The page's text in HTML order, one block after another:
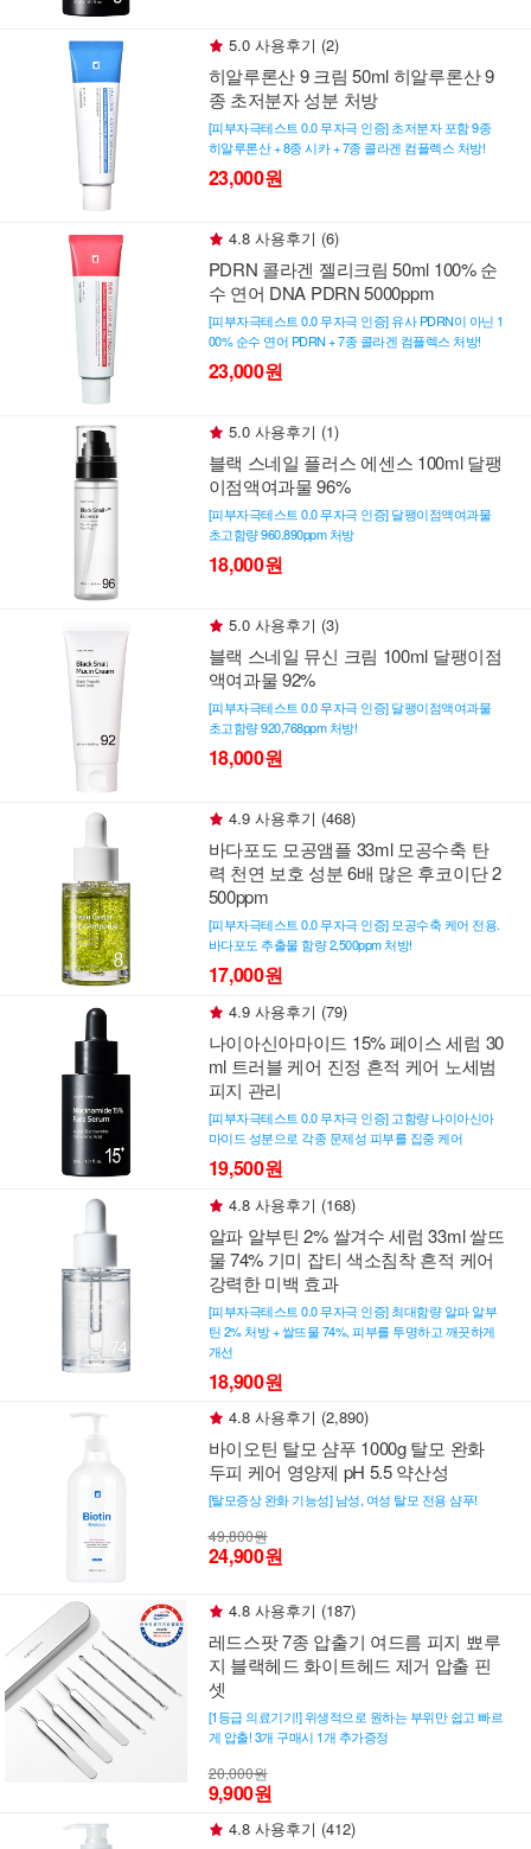
5.0 사용후기 (2)
히알루론산 9 크림 50ml 히알루론산 9
종 초저분자 성분 처방
[피부자극테스트 0.0 무자극 인증] 초저분자 포함 9종
히알루론산 + 8종 시카 + 7종 콜라겐 컴플렉스 처방!
23,000원
4.8 사용후기 (6)
PDRN 콜라겐 젤리크림 50ml 100% 순
수 연어 DNA PDRN 5000ppm
[피부자극테스트 0.0 무자극 인증] 유사 PDRN이 아닌 1
00% 순수 연어 PDRN + 7종 콜라겐 컴플렉스 처방!
23,000원
5.0 사용후기 (1)
블랙 스네일 플러스 에센스 100ml 달팽
이점액여과물 96%
[피부자극테스트 0.0 무자극 인증] 달팽이점액여과물
초고함량 960,890ppm 처방
18,000원
5.0 사용후기 (3)
블랙 스네일 뮤신 크림 100ml 달팽이점
액여과물 92%
[피부자극테스트 0.0 무자극 인증] 달팽이점액여과물
초고함량 920,768ppm 처방!
18,000원
4.9 사용후기 (468)
바다포도 모공앰플 33ml 모공수축 탄
력 천연 보호 성분 6배 많은 후코이단 2
500ppm
[피부자극테스트 0.0 무자극 인증] 모공수축 케어 전용.
바다포도 추출물 함량 2,500ppm 처방!
17,000원
4.9 사용후기 (79)
나이아신아마이드 15% 페이스 세럼 30
ml 트러블 케어 진정 흔적 케어 노세범
피지 관리
[피부자극테스트 0.0 무자극 인증] 고함량 나이아신아
마이드 성분으로 각종 문제성 피부를 집중 케어
19,500원
4.8 사용후기 (168)
알파 알부틴 2% 쌀겨수 세럼 33ml 쌀뜨
물 74% 기미 잡티 색소침착 흔적 케어
강력한 미백 효과
[피부자극테스트 0.0 무자극 인증] 최대함량 알파 알부
틴 2% 처방 + 쌀뜨물 74%, 피부를 투명하고 깨끗하게
개선
18,900원
4.8 사용후기 (2,890)
바이오틴 탈모 샴푸 1000g 탈모 완화
두피 케어 영양제 pH 5.5 약산성
[탈모증상 완화 기능성] 남성, 여성 탈모 전용 샴푸!
49,800원
24,900원
4.8 사용후기 (187)
레드스팟 7종 압출기 여드름 피지 뾰루
지 블랙헤드 화이트헤드 제거 압출 핀
셋
[1등급 의료기기!] 위생적으로 원하는 부위만 쉽고 빠르
게 압출! 3개 구매시 1개 추가증정
20,000원
9,900원
4.8 사용후기 (412)